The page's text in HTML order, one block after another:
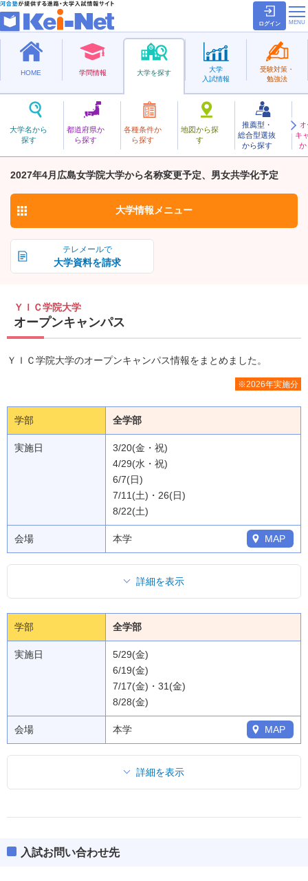
ログイン
HOME 学問情報 大学を探す
大学名から
探す
都道府県か
ら探す
各種条件か
ら探す
地図から探
す
推薦型・
総合型選抜
から探す
キ
か
大学
入試情報
受験対策・
勉強法
私立
わいあいしーがくいん
ＹＩＣ学院大学
2027年4月広島女学院大学から名称変更予定、男女共学化予定
お気に入り
テレメールで
大学資料を請求
大学情報 メニュー
ＹＩＣ学院大学
オープンキャンパス
ＹＩＣ学院大学のオープンキャンパス情報をまとめました。
※2026年実施分
学部 全学部
実施日
3/20(金・祝)
4/29(水・祝)
6/7(日)
7/11(土)・26(日)
8/22(土)
会場 本学 MAP
詳細を表示
学部 全学部
実施日
5/29(金)
6/19(金)
7/17(金)・31(金)
8/28(金)
会場 本学 MAP
詳細を表示
入試お問い合わせ先